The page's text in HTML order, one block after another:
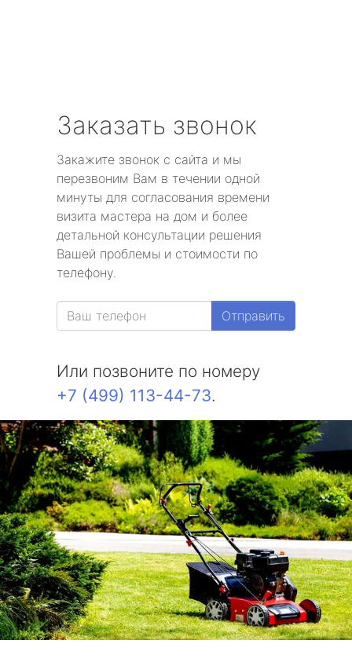
Заказать звонок
Закажите звонок с сайта и мы
перезвоним Вам в течении одной
минуты для согласования времени
визита мастера на дом и более
детальной консультации решения
Вашей проблемы и стоимости по
телефону.
Отправить
Или позвоните по номеру
+7 (499) 113-44-73.